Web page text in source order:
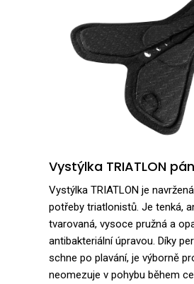
Vystýlka TRIATLON
Vystýlka TRIATLON je
potřeby triatlonistů. Je tenká,
tvarovaná, vysoce pružná a
antibakteriální úpravou. Díky
schne po plavání, je výborně
neomezuje v pohybu během